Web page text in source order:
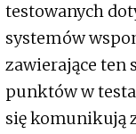
testowanych
systemów
zawierające ten
punktów w
się komunikują